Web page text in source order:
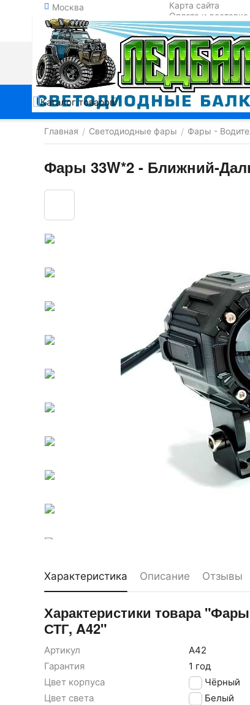
Москва
Карта сайта
Оплата и доставка
Обмен и возврат
Контакты
Каталог товаров
Главная / Светодиодные фары / Фары -
Фары 33W*2 - Ближний-
Характеристика Описание Отзывы
Характеристики товара
СТГ, A42"
Артикул
A42
Гарантия
1 год
Цвет корпуса
Чёрный
Цвет света
Белый